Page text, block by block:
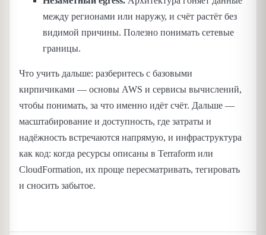
между регионами или наружу, и счёт растёт без
видимой причины. Полезно понимать сетевые
границы.
Что учить дальше: разберитесь с базовыми
кирпичиками — основы AWS и сервисы вычислений,
чтобы понимать, за что именно идёт счёт. Дальше —
масштабирование и доступность, где затраты и
надёжность встречаются напрямую, и инфраструктура
как код: когда ресурсы описаны в Terraform или
CloudFormation, их проще пересматривать, тегировать
и сносить забытое.